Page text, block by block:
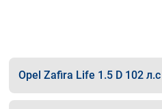
Opel Zafira Life 1.5 D 102 л.с